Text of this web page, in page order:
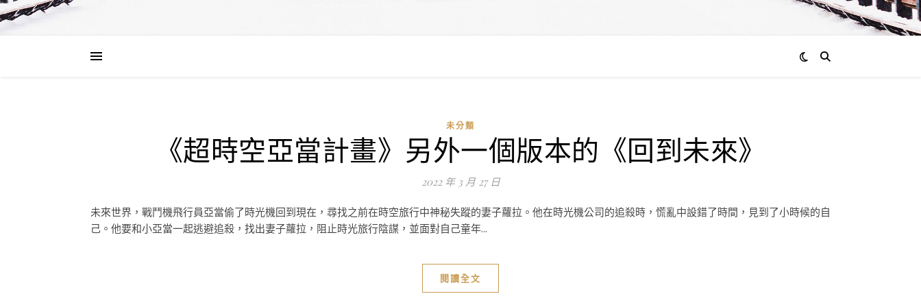
未分類
《超時空亞當計畫》另外一個版本的《回到未來》
2022 年 3 月 27 日
未來世界，戰鬥機飛行員亞當偷了時光機回到現在，尋找之前在時空旅行中神秘失蹤的妻子蘿拉。他在時光機公司的追殺時，慌亂中設錯了時間，見到了小時候的自
己。他要和小亞當一起逃避追殺，找出妻子蘿拉，阻止時光旅行陰謀，並面對自己童年...
閱讀全文